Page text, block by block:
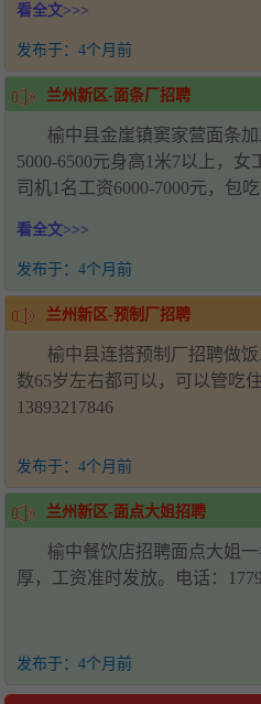
看全文>>>
发布于： 4个月前
兰州新区-面条厂招聘
榆中县金崖镇窦家营面条
5000-6500元身高1米7以上，女
司机1名工资6000-7000元，包
看全文>>>
发布于： 4个月前
兰州新区-预制厂招聘
榆中县连搭预制厂招聘做
数65岁左右都可以，可以管吃
13893217846
发布于： 4个月前
兰州新区-面点大姐招聘
榆中餐饮店招聘面点大姐
厚，工资准时发放。电话：
发布于： 4个月前